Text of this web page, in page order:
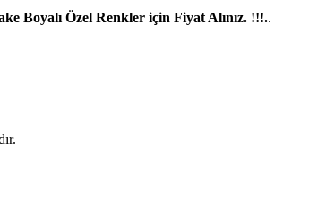
Boyalı Özel Renkler için Fiyat Alınız. !!!..